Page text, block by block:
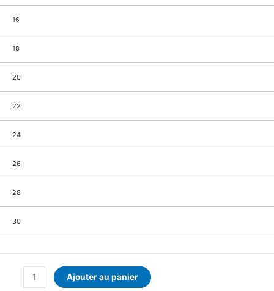
16
18
20
22
24
26
28
30
Ajouter au panier